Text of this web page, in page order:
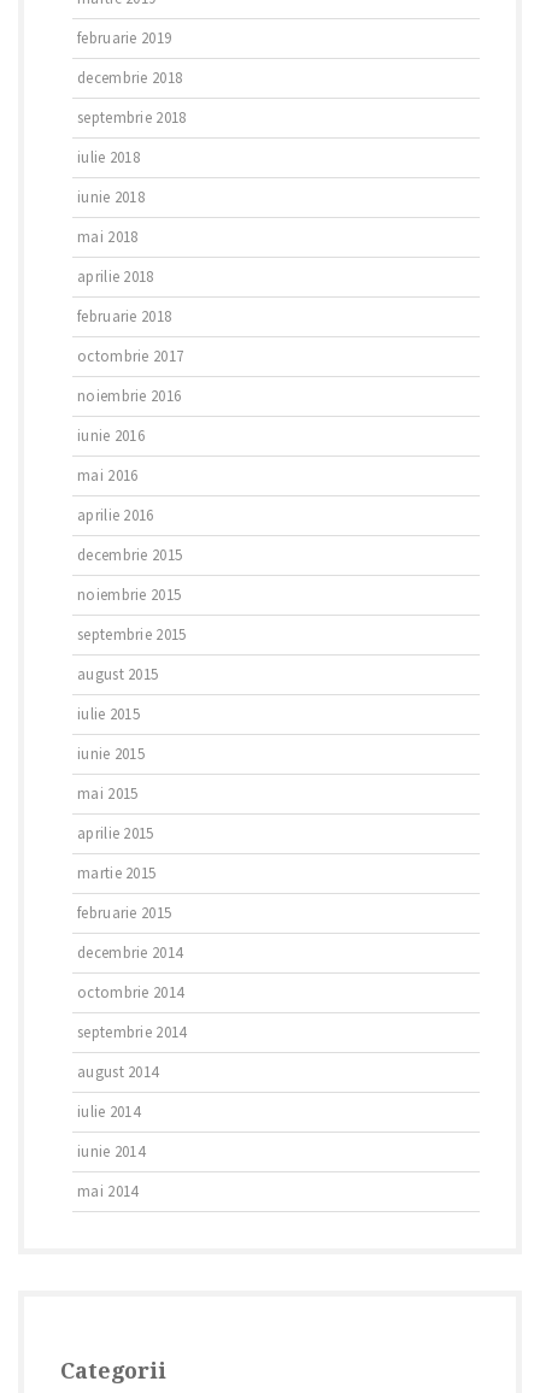
februarie 2019
decembrie 2018
septembrie 2018
iulie 2018
iunie 2018
mai 2018
aprilie 2018
februarie 2018
octombrie 2017
noiembrie 2016
iunie 2016
mai 2016
aprilie 2016
decembrie 2015
noiembrie 2015
septembrie 2015
august 2015
iulie 2015
iunie 2015
mai 2015
aprilie 2015
martie 2015
februarie 2015
decembrie 2014
octombrie 2014
septembrie 2014
august 2014
iulie 2014
iunie 2014
mai 2014
Categorii